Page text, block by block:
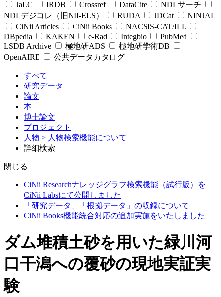
JaLC
IRDB Crossref DataCite
NDLサーチ
NDLデジコレ（旧NII-ELS）
RUDA JDCat
NINJAL
CiNii Articles
CiNii Books
NACSIS-CAT/ILL
DBpedia
KAKEN e-Rad Integbio
PubMed
LSDB Archive
極地研ADS
極地研学術DB
OpenAIRE
公共データカタログ
すべて
研究データ
論文
本
博士論文
プロジェクト
人物 > 人物検索機能について
詳細検索
閉じる
CiNii Researchナレッジグラフ検索機能（試行版）を
CiNii Labsにて公開しました
「研究データ」「根拠データ」の収録について
CiNii Books機能統合対応の追加実施をいたしました
ダム堆積土砂を用いた緑川河
口干潟への覆砂の現地実証実
験